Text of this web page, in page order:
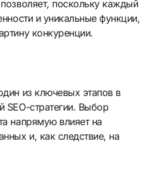
поскольку каждый
и уникальные функции,
конкуренции.
из ключевых этапов в
SEO-стратегии. Выбор
напрямую влияет на
и, как следствие, на